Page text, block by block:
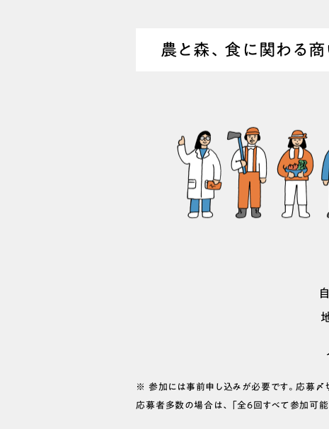
農と森、食に関わる
※ 参加には事前申し込みが必要です。応募〆
応募者多数の場合は、「全6回すべて参加可能